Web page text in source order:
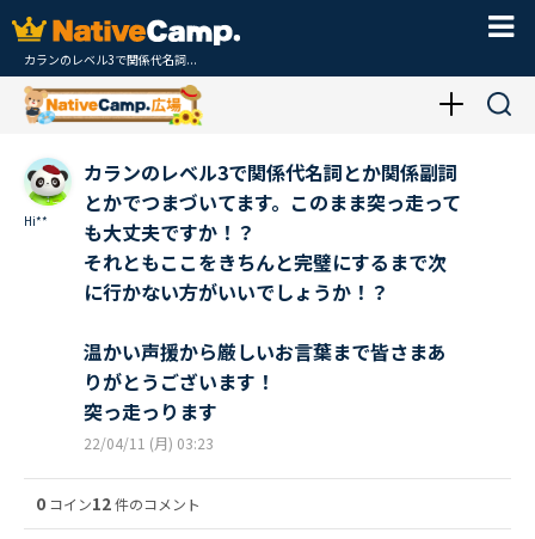
カランのレベル3で関係代名詞...
Hi**
カランのレベル3で関係代名詞とか関係副詞
とかでつまづいてます。このまま突っ走って
も大丈夫ですか！？
それともここをきちんと完璧にするまで次
に行かない方がいいでしょうか！？
温かい声援から厳しいお言葉まで皆さまあ
りがとうございます！
突っ走っります
22/04/11 (月) 03:23
0 コイン12件のコメント